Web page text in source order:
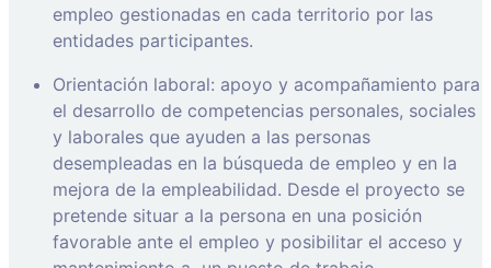
empleo gestionadas en cada territorio por las
entidades participantes.
Orientación laboral: apoyo y acompañamiento para
el desarrollo de competencias personales, sociales
y laborales que ayuden a las personas
desempleadas en la búsqueda de empleo y en la
mejora de la empleabilidad. Desde el proyecto se
pretende situar a la persona en una posición
favorable ante el empleo y posibilitar el acceso y